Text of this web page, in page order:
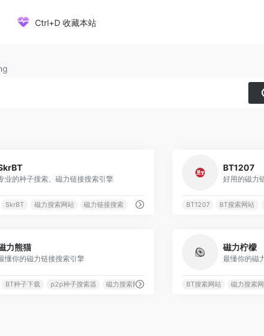
Ctrl+D 收藏本站
业的种子搜索、磁力链接搜索引擎
SkrBT 磁力搜索网站 磁力链接搜索
BT1207
好用的磁力
BT1207 BT搜索网站
力熊猫
懂你的磁力链接搜索引擎
BT种子下载 p2p种子搜索器 磁力搜索网站
磁力柠檬
最懂你的磁
BT搜索网站 磁力搜索